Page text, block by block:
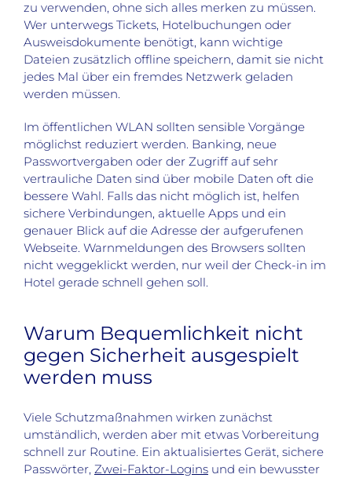
zu verwenden, ohne sich alles merken zu müssen.
Wer unterwegs Tickets, Hotelbuchungen oder
Ausweisdokumente benötigt, kann wichtige
Dateien zusätzlich offline speichern, damit sie nicht
jedes Mal über ein fremdes Netzwerk geladen
werden müssen.
Im öffentlichen WLAN sollten sensible Vorgänge
möglichst reduziert werden. Banking, neue
Passwortvergaben oder der Zugriff auf sehr
vertrauliche Daten sind über mobile Daten oft die
bessere Wahl. Falls das nicht möglich ist, helfen
sichere Verbindungen, aktuelle Apps und ein
genauer Blick auf die Adresse der aufgerufenen
Webseite. Warnmeldungen des Browsers sollten
nicht weggeklickt werden, nur weil der Check-in im
Hotel gerade schnell gehen soll.
Warum Bequemlichkeit nicht
gegen Sicherheit ausgespielt
werden muss
Viele Schutzmaßnahmen wirken zunächst
umständlich, werden aber mit etwas Vorbereitung
schnell zur Routine. Ein aktualisiertes Gerät, sichere
Passwörter, Zwei-Faktor-Loginsund ein bewusster